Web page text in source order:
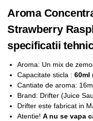
Aroma
Strawberry
specificatii
Aroma: Un mix de
Capacitate sticla : 60ml
Cantiate de aroma:
Brand: Drifter (Juice
Drifter este fabricat in
Atentie! A nu se vapa